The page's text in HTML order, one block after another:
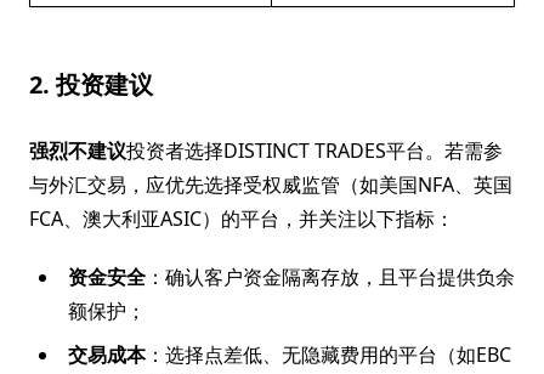
2. 投资建议
强烈不建议投资者选择DISTINCT TRADES平台。若需参
与外汇交易，应优先选择受权威监管（如美国NFA、英国
FCA、澳大利亚ASIC）的平台，并关注以下指标：
资金安全 ：确认客户资金隔离存放，且平台提供负余
额保护；
交易成本：选择点差低、无隐藏费用的平台（如EBC